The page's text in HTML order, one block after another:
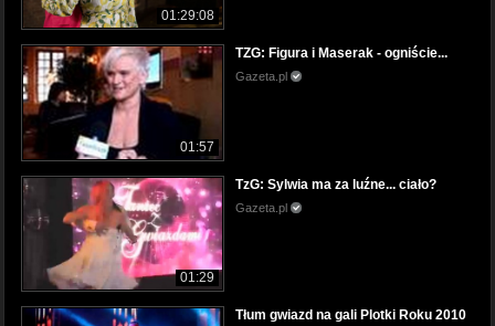
01:29:08
01:57
TZG: Figura i Maserak - ogniście...
Gazeta.pl
01:29
TzG: Sylwia ma za luźne... ciało?
Gazeta.pl
Tłum gwiazd na gali Plotki Roku 2010